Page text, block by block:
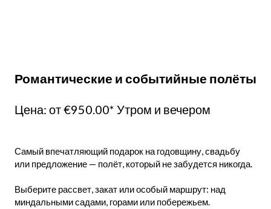
Романтические и событийные полёты
Цена: от €950.00* Утром и вечером
Самый впечатляющий подарок на годовщину, свадьбу
или предложение — полёт, который не забудется никогда.
Выберите рассвет, закат или особый маршрут: над
миндальными садами, горами или побережьем.